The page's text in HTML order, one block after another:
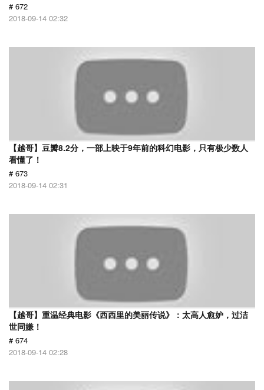
# 672
2018-09-14 02:32
【越哥】豆瓣8.2分，一部上映于9年前的科幻电影，只有极少数人
看懂了！
# 673
2018-09-14 02:31
【越哥】重温经典电影《西西里的美丽传说》：太高人愈妒，过洁
世同嫌！
# 674
2018-09-14 02:28